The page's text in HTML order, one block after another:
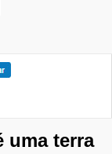
uma terra